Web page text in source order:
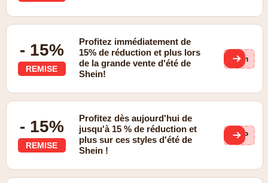
- 15%
REMISE
Profitez immédiatement de
15% de réduction et plus lors
de la grande vente d'été de
Shein!
qGm
- 15%
REMISE
Profitez dès aujourd'hui de
jusqu'à 15 % de réduction et
plus sur ces styles d'été de
Shein !
3dP